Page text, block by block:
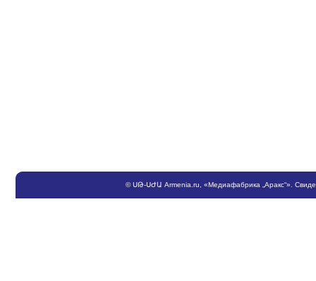
©ՍԹ-ՍԺԱ Armenia.ru , «Медиафабрика „Аракс“».